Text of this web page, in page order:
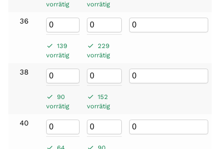
vorrätig
vorrätig
36
139
vorrätig
229
vorrätig
38
90
vorrätig
152
vorrätig
40